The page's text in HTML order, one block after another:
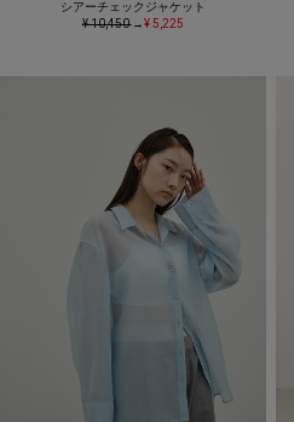
シアーチェックジャケット
¥ 10,450→¥ 5,225